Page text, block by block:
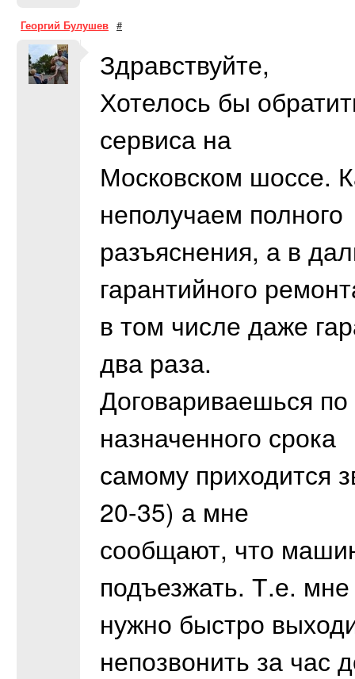
Георгий Булушев #
Здравствуйте,
Хотелось бы
сервиса на
Московском шоссе.
неполучаем полного
разъяснения, а в
гарантийного
в том числе даже
два раза.
Договариваешься по
назначенного срока
самому приходится
20-35) а мне
сообщают, что
подъезжать. Т.е. мне
нужно быстро
непозвонить за час